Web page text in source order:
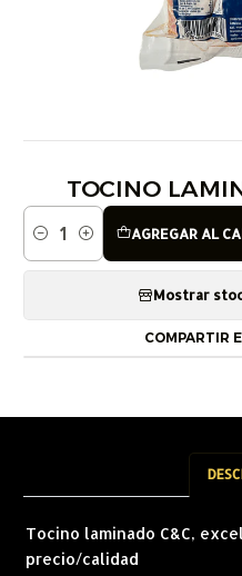
TOCINO
Cantidad
AGREGAR AL
Mostrar
COMPARTIR
Tocino laminado C&C,
precio/calidad